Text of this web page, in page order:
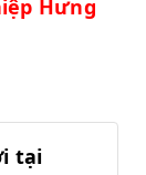
Hưng
tại